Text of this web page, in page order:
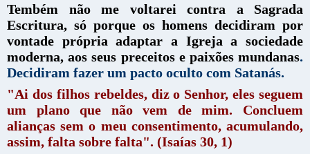
Tembém não me voltarei contra a Sagrada
Escritura, só porque os homens decidiram por
vontade própria adaptar a Igreja a sociedade
moderna, aos seus preceitos e paixões mundanas.
Decidiram fazer um pacto oculto com Satanás.
"Ai dos filhos rebeldes, diz o Senhor, eles seguem
um plano que não vem de mim. Concluem
alianças sem o meu consentimento, acumulando,
assim, falta sobre falta". (Isaías 30, 1)